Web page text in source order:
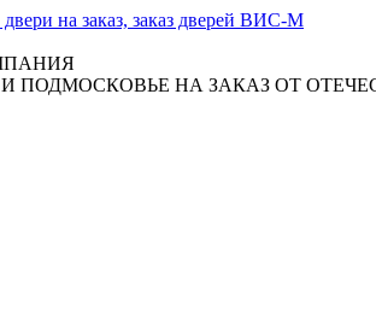
НА ЗАКАЗ ОТ